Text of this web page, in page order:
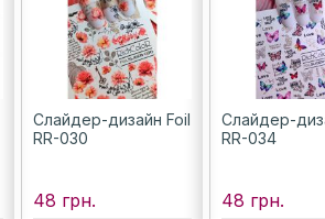
Слайдер-дизайн Foil
RR-030
48 грн.
Слайдер-
RR-034
48 грн.